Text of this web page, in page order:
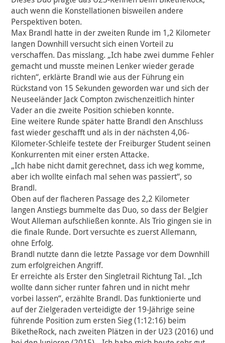
auch wenn die Konstellationen bisweilen andere
Perspektiven boten.
Max Brandl hatte in der zweiten Runde im 1,2 Kilometer
langen Downhill versucht sich einen Vorteil zu
verschaffen. Das misslang. „Ich habe zwei dumme Fehler
gemacht und musste meinen Lenker wieder gerade
richten“, erklärte Brandl wie aus der Führung ein
Rückstand von 15 Sekunden geworden war und sich der
Neuseeländer Jack Compton zwischenzeitlich hinter
Vader an die zweite Position schieben konnte.
Eine weitere Runde später hatte Brandl den Anschluss
fast wieder geschafft und als in der nächsten 4,06-
Kilometer-Schleife testete der Freiburger Student seinen
Konkurrenten mit einer ersten Attacke.
„Ich habe nicht damit gerechnet, dass ich weg komme,
aber ich wollte einfach mal sehen was passiert“, so
Brandl.
Oben auf der flacheren Passage des 2,2 Kilometer
langen Anstiegs bummelte das Duo, so dass der Belgier
Wout Alleman aufschließen konnte. Als Trio gingen sie in
die finale Runde. Dort versuchte es zuerst Allemann,
ohne Erfolg.
Brandl nutzte dann die letzte Passage vor dem Downhill
zum erfolgreichen Angriff.
Er erreichte als Erster den Singletrail Richtung Tal. „Ich
wollte dann sicher runter fahren und in nicht mehr
vorbei lassen“, erzählte Brandl. Das funktionierte und
auf der Zielgeraden verteidigte der 19-Jährige seine
führende Position zum ersten Sieg (1:12:16) beim
BiketheRock, nach zweiten Plätzen in der U23 (2016) und